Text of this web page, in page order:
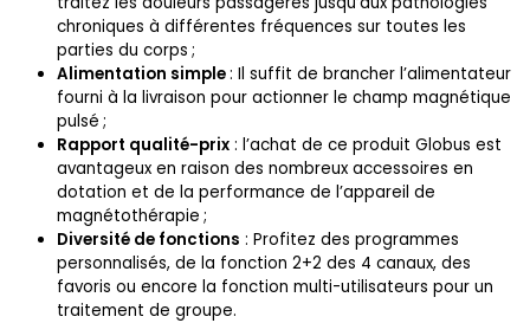
chroniques à différentes fréquences sur toutes les
parties du corps ;
Alimentation simple : Il suffit de brancher l’alimentateur
fourni à la livraison pour actionner le champ magnétique
pulsé ;
Rapport qualité-prix : l’achat de ce produit Globus est
avantageux en raison des nombreux accessoires en
dotation et de la performance de l’appareil de
magnétothérapie ;
Diversité de fonctions : Profitez des programmes
personnalisés, de la fonction 2+2 des 4 canaux, des
favoris ou encore la fonction multi-utilisateurs pour un
traitement de groupe.